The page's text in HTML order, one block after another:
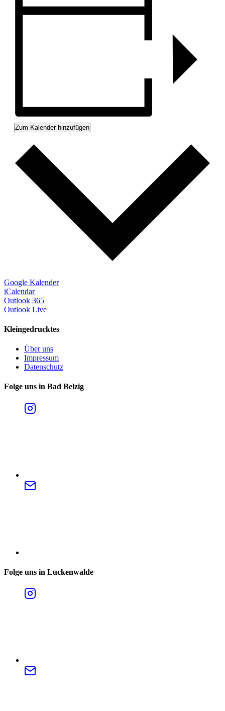
Zum Kalender hinzufügen
Google Kalender
iCalendar
Outlook 365
Outlook Live
Kleingedrucktes
Über uns
Impressum
Datenschutz
Folge uns in Bad Belzig
Folge uns in Luckenwalde